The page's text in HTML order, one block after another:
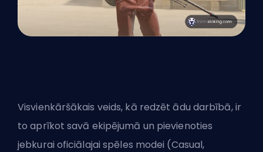
Visvienkāršākais veids, kā redzēt ādu darbībā, ir
to aprīkot savā ekipējumā un pievienoties
jebkurai oficiālajai spēles modei (Casual,